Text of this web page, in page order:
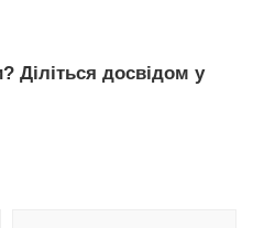
Діліться досвідом у